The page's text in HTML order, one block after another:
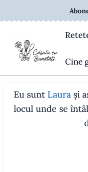
to
Cine
Eu sunt Laurași
locul unde se